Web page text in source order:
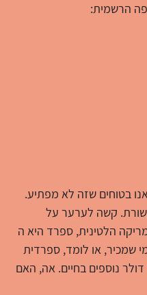
הרשמית:
בטוחים שזה לא מפתיע.
קשה לערער על
הלטינית, ספרד היא ה
שמכיר, או לומד, ספרדית
יהיה בעמדת נחיתות רבה. על פי The Economist, לימוד ספרדית תביא לך 51,000 דולר נוספים בחיים. אה, האם